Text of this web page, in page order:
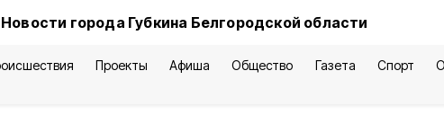
Новости города Губкина Белгородской области
Проекты Афиша Общество Газета Спорт